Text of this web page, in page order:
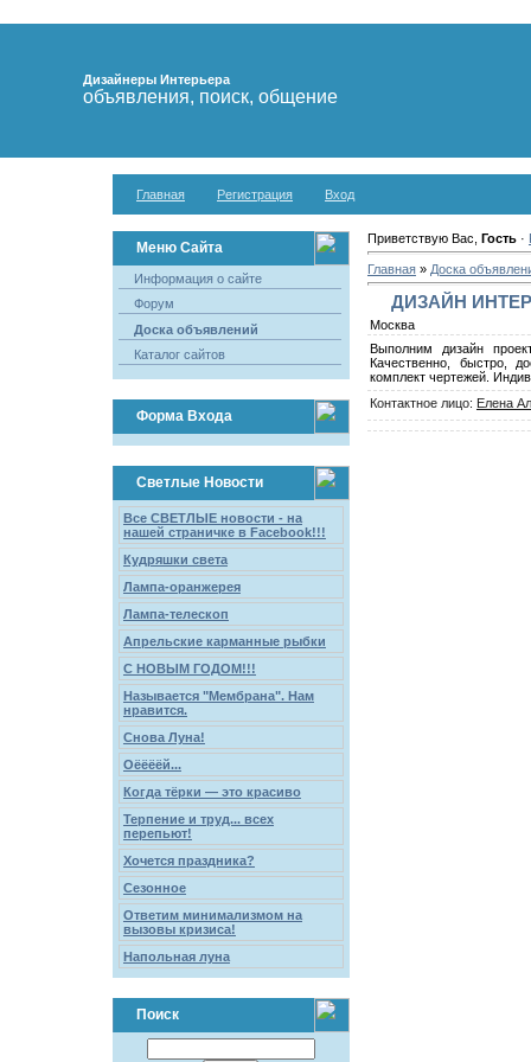
Дизайнеры Интерьера
объявления, поиск, общение
Главная Регистрация Вход
Меню Сайта
Информация о сайте
Форум
Доска объявлений
Каталог сайтов
Форма Входа
Светлые Новости
Все СВЕТЛЫЕ новости - на
нашей страничке в Facebook!!!
Кудряшки света
Лампа-оранжерея
Лампа-телескоп
Апрельские карманные рыбки
С НОВЫМ ГОДОМ!!!
Называется "Мембрана". Нам
нравится.
Снова Луна!
Оёёёёй...
Когда тёрки — это красиво
Терпение и труд... всех
перепьют!
Хочется праздника?
Сезонное
Ответим минимализмом на
вызовы кризиса!
Напольная луна
Поиск
Приветствую Вас, Гость·
Главная» Доска
ДИЗАЙН
Москва
Выполним дизайн
Качественно, быстро,
комплект чертежей.
Контактное лицо: Елена